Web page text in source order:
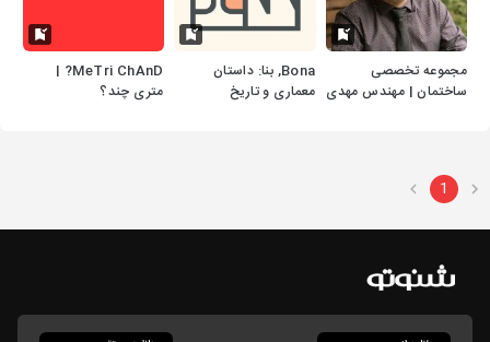
مجموعه تخصصی
ساختمان | مهندس مهدی
Bona, بنا: داستان
معماری و تاریخ
MeTri ChAnD? |
متری چند؟
1